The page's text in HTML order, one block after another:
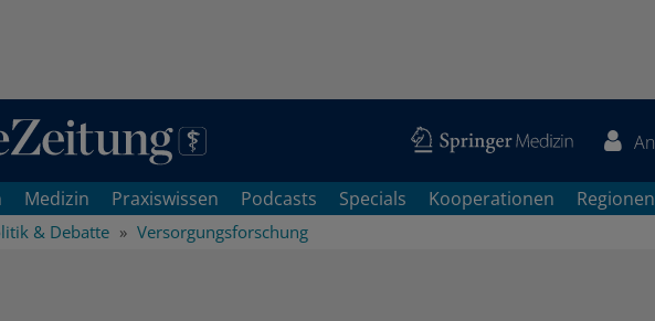
Medizin Praxiswissen Podcasts Specials Kooperationen Regionen
& Debatte Versorgungsforschung